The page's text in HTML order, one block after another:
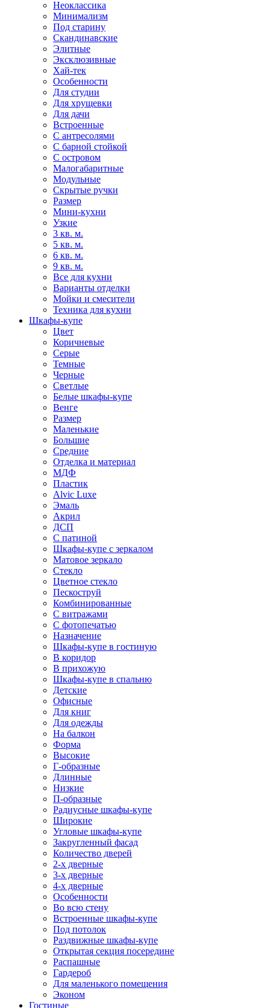
Неоклассика
Минимализм
Под старину
Скандинавские
Элитные
Эксклюзивные
Хай-тек
Особенности
Для студии
Для хрущевки
Для дачи
Встроенные
С антресолями
С барной стойкой
С островом
Малогабаритные
Модульные
Скрытые ручки
Размер
Мини-кухни
Узкие
3 кв. м.
5 кв. м.
6 кв. м.
9 кв. м.
Все для кухни
Варианты отделки
Мойки и смесители
Техника для кухни
Шкафы-купе
Цвет
Коричневые
Серые
Темные
Черные
Светлые
Белые шкафы-купе
Венге
Размер
Маленькие
Большие
Средние
Отделка и материал
МДФ
Пластик
Alvic Luxe
Эмаль
Акрил
ДСП
С патиной
Шкафы-купе с зеркалом
Матовое зеркало
Стекло
Цветное стекло
Пескоструй
Комбинированные
С витражами
С фотопечатью
Назначение
Шкафы-купе в гостиную
В коридор
В прихожую
Шкафы-купе в спальню
Детские
Офисные
Для книг
Для одежды
На балкон
Форма
Высокие
Г-образные
Длинные
Низкие
П-образные
Радиусные шкафы-купе
Широкие
Угловые шкафы-купе
Закругленный фасад
Количество дверей
2-х дверные
3-х дверные
4-х дверные
Особенности
Во всю стену
Встроенные шкафы-купе
Под потолок
Раздвижные шкафы-купе
Открытая секция посередине
Распашные
Гардероб
Для маленького помещения
Эконом
Гостиные